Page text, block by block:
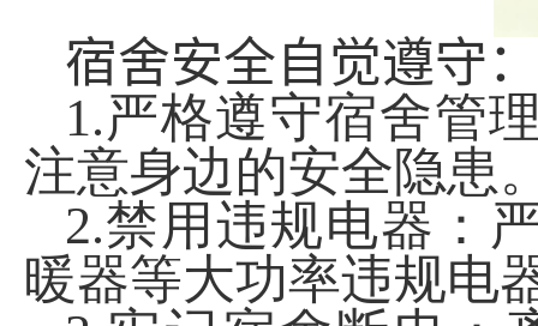
宿舍安全自觉遵守
1.严格遵守宿舍管
注意身边的安全隐患
2.禁用违规电器：
暖器等大功率违规电